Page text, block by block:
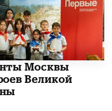
Москвы
Великой